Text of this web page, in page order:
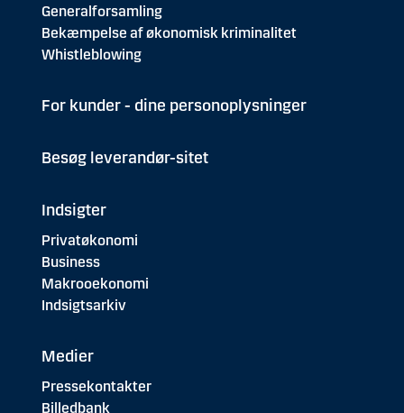
Generalforsamling
Bekæmpelse af økonomisk kriminalitet
Whistleblowing
For kunder - dine personoplysninger
Besøg leverandør-sitet
Indsigter
Privatøkonomi
Business
Makrooekonomi
Indsigtsarkiv
Medier
Pressekontakter
Billedbank